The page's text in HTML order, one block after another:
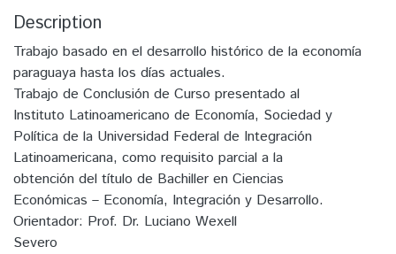
Description
Trabajo basado en el desarrollo histórico de la economía
paraguaya hasta los días actuales.
Trabajo de Conclusión de Curso presentado al
Instituto Latinoamericano de Economía, Sociedad y
Política de la Universidad Federal de Integración
Latinoamericana, como requisito parcial a la
obtención del título de Bachiller en Ciencias
Económicas – Economía, Integración y Desarrollo.
Orientador: Prof. Dr. Luciano Wexell
Severo